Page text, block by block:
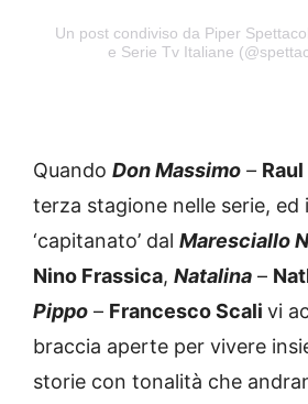
Un post condiviso da Piper
e Serie Tv Italiane
Quando Don Massimo –
terza stagione nelle serie,
‘capitanato’ dal Maresciallo
Nino Frassica, Natalina –
Pippo – Francesco Scali vi
braccia aperte per vivere
storie con tonalità che